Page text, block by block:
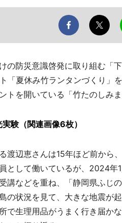
の防災意識啓発に取り組む「
「夏休み竹ランタンづくり」
トを開いている「竹たのしみ
験（関連画像6枚）
渡辺恵さんは15年ほど前から
として働いているが、2024年
講などを重ね、「静岡県ふじ
の状況を見て、大きな地震が
で生理用品がうまく行き届か